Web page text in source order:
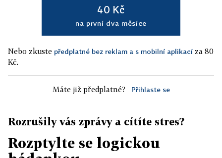
40 Kč
na první dva měsíce
Nebo zkuste předplatné bez reklam a s mobilní aplikací za 80
Kč.
Máte již předplatné? Přihlaste se
Rozrušily vás zprávy a cítíte stres?
Rozptylte se logickou